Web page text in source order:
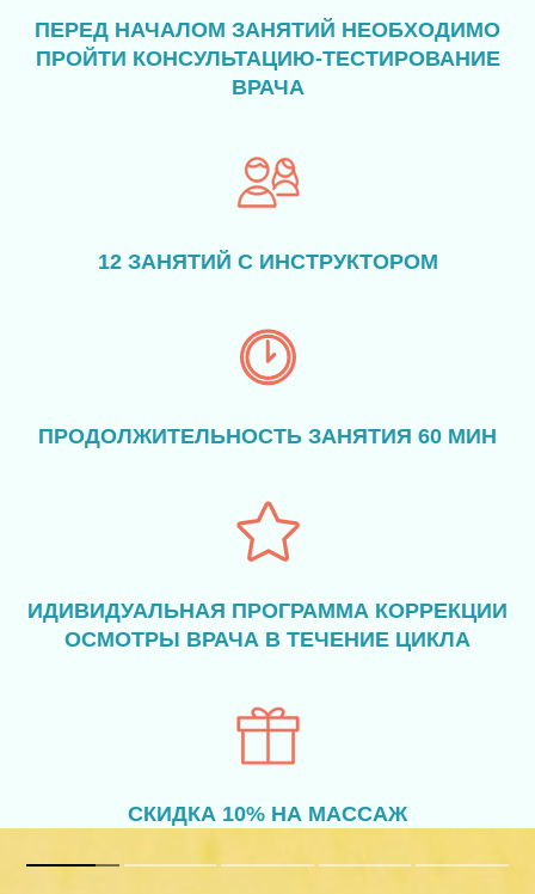
ПЕРЕД НАЧАЛОМ ЗАНЯТИЙ НЕОБХОДИМО
ПРОЙТИ КОНСУЛЬТАЦИЮ-ТЕСТИРОВАНИЕ
ВРАЧА
12 ЗАНЯТИЙ С ИНСТРУКТОРОМ
ПРОДОЛЖИТЕЛЬНОСТЬ ЗАНЯТИЯ 60 МИН
ИДИВИДУАЛЬНАЯ ПРОГРАММА КОРРЕКЦИИ
ОСМОТРЫ ВРАЧА В ТЕЧЕНИЕ ЦИКЛА
СКИДКА 10% НА МАССАЖ